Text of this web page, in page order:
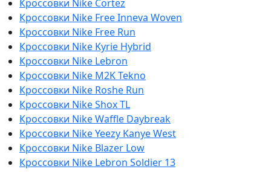
Кроссовки Nike Cortez
Кроссовки Nike Free Inneva Woven
Кроссовки Nike Free Run
Кроссовки Nike Kyrie Hybrid
Кроссовки Nike Lebron
Кроссовки Nike M2K Tekno
Кроссовки Nike Roshe Run
Кроссовки Nike Shox TL
Кроссовки Nike Waffle Daybreak
Кроссовки Nike Yeezy Kanye West
Кроссовки Nike Blazer Low
Кроссовки Nike Lebron Soldier 13